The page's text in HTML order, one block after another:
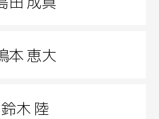
本 恵大
鈴木 陸